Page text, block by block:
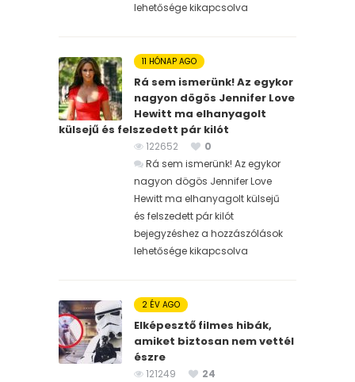
lehetősége kikapcsolva
11 HÓNAP AGO
Rá sem ismerünk! Az egykor
nagyon dögös Jennifer Love
Hewitt ma elhanyagolt
külsejű és felszedett pár kilót
122652
0
Rá sem ismerünk! Az egykor
nagyon dögös Jennifer Love
Hewitt ma elhanyagolt külsejű
és felszedett pár kilót
bejegyzéshez a hozzászólások
lehetősége kikapcsolva
2 ÉV AGO
Elképesztő filmes hibák,
amiket biztosan nem vettél
észre
121249
24